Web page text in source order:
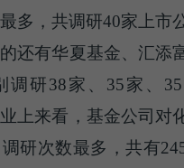
多，共调研40家上市
还有华夏基金、汇添
调研38家、35家、
上来看，基金公司对
研次数最多，共有